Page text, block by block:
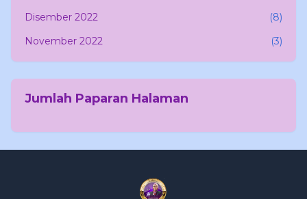
Disember 2022
(8)
November 2022
(3)
Jumlah Paparan Halaman